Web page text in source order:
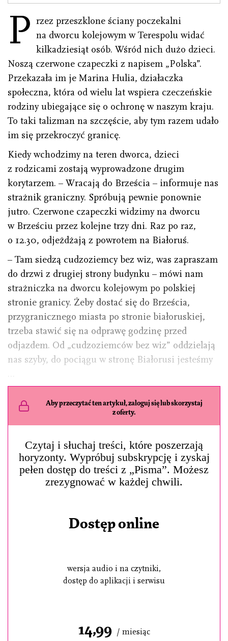
P rzez przeszklone ściany poczekalni
na dworcu kolejowym w Terespolu widać
kilkadziesiąt osób. Wśród nich dużo dzieci.
Noszą czerwone czapeczki z napisem „Polska”.
Przekazała im je Marina Hulia, działaczka
społeczna, która od wielu lat wspiera czeczeńskie
rodziny ubiegające się o ochronę w naszym kraju.
To taki talizman na szczęście, aby tym razem udało
im się przekroczyć granicę.
Kiedy wchodzimy na teren dworca, dzieci
z rodzicami zostają wyprowadzone drugim
korytarzem. – Wracają do Brześcia – informuje nas
strażnik graniczny. Spróbują pewnie ponownie
jutro. Czerwone czapeczki widzimy na dworcu
w Brześciu przez kolejne trzy dni. Raz po raz,
o 12.30, odjeżdżają z powrotem na Białoruś.
– Tam siedzą cudzoziemcy bez wiz, was zapraszam
do drzwi z drugiej strony budynku – mówi nam
strażniczka na dworcu kolejowym po polskiej
stronie granicy. Żeby dostać się do Brześcia,
przygranicznego miasta po stronie białoruskiej,
trzeba stawić się na odprawę godzinę przed
odjazdem. Od „cudzoziemców bez wiz” oddzielają
nas szyby, do pociągu w stronę Białorusi jesteśmy
Aby przeczytać ten artykuł, zaloguj się lub skorzystaj
z oferty.
Czytaj i słuchaj treści, które poszerzają
horyzonty. Wypróbuj subskrypcję i zyskaj
pełen dostęp do treści z „Pisma”. Możesz
zrezygnować w każdej chwili.
Dostęp online
wersja audio i na czytniki,
dostęp do aplikacji i serwisu
14,99 / miesiąc